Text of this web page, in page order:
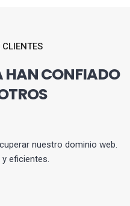
CLIENTES
HAN CONFIADO
nuestro dominio web.
eficientes.